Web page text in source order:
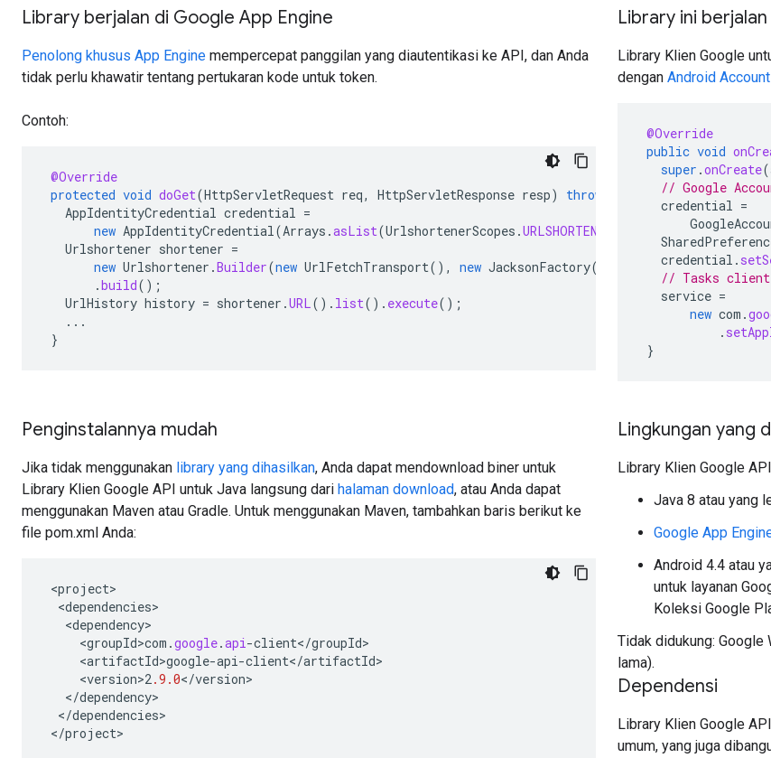
Library berjalan di Google App Engine
Penolong khusus App Engine mempercepat panggilan yang diautentikasi ke API, dan Anda
tidak perlu khawatir tentang pertukaran kode untuk token.
Contoh:
@Override
protected void doGet(HttpServletRequest req, HttpServletResponse resp) throws IOException {
AppIdentityCredential credential =
new AppIdentityCredential(Arrays .asList(UrlshortenerScopes .URLSHORTENER
Urlshortener shortener =
new Urlshortener .Builder(new UrlFetchTransport(), new JacksonFactory(), credential)
.build();
UrlHistory history = shortener .URL(). list(). execute();
...
}
Library ini
Library Klien Google
dengan Android
@Override
public void
super .onCreate(
// Google
credential =
credential .
// Tasks client
service =
new com .
.
}
Penginstalannya mudah
Jika tidak menggunakan library yang dihasilkan, Anda dapat mendownload biner untuk
Library Klien Google API untuk Java langsung dari halaman download, atau Anda dapat
menggunakan Maven atau Gradle. Untuk menggunakan Maven, tambahkan baris berikut ke
file pom.xml Anda:
<project
<dependencies
<dependency
<groupId>com .google.api-client</groupId
<artifactId>google-api-client</artifactId
<version>2.9.0</version
</dependency
</dependencies
</project>
Lingkungan yang
Library Klien Google
Java 8 atau yang
Google App
Android 4.4 atau
untuk layanan
Koleksi Google
Tidak didukung: Google
lama).
Dependensi
Library Klien Google
umum, yang juga